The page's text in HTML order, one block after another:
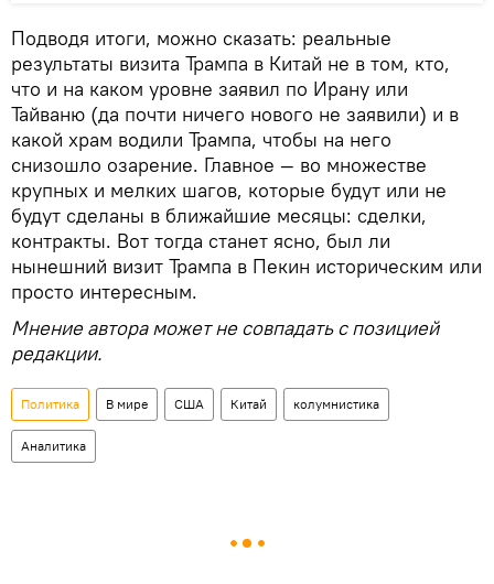
Подводя итоги, можно сказать: реальные
результаты визита Трампа в Китай не в том, кто,
что и на каком уровне заявил по Ирану или
Тайваню (да почти ничего нового не заявили) и в
какой храм водили Трампа, чтобы на него
снизошло озарение. Главное — во множестве
крупных и мелких шагов, которые будут или не
будут сделаны в ближайшие месяцы: сделки,
контракты. Вот тогда станет ясно, был ли
нынешний визит Трампа в Пекин историческим или
просто интересным.
Мнение автора может не совпадать с позицией
редакции.
Политика В мире США Китай колумнистика
Аналитика